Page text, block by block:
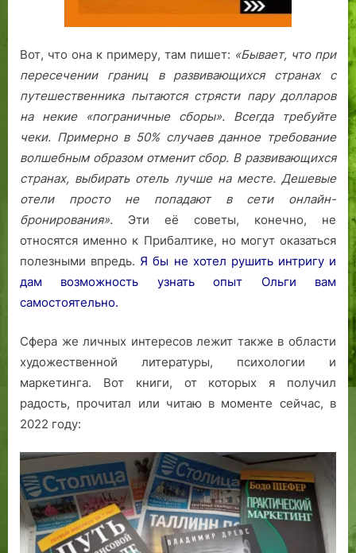
Вот, что она к примеру, там пишет: «Бывает, что при
пересечении границ в развивающихся странах с
путешественника пытаются стрясти пару долларов
на некие «пограничные сборы». Всегда требуйте
чеки. Примерно в 50% случаев данное требование
волшебным образом отменит сбор. В развивающихся
странах, выбирать отель лучше на месте. Дешевые
отели просто не попадают в сети онлайн-
бронирования». Эти её советы, конечно, не
относятся именно к Прибалтике, но могут оказаться
полезными впредь. Я бы не хотел рушить интригу и
дам возможность узнать опыт Ольги вам
самостоятельно.
Сфера же личных интересов лежит также в области
художественной литературы, психологии и
маркетинга. Вот книги, от которых я получил
радость, прочитал или читаю в моменте сейчас, в
2022 году: